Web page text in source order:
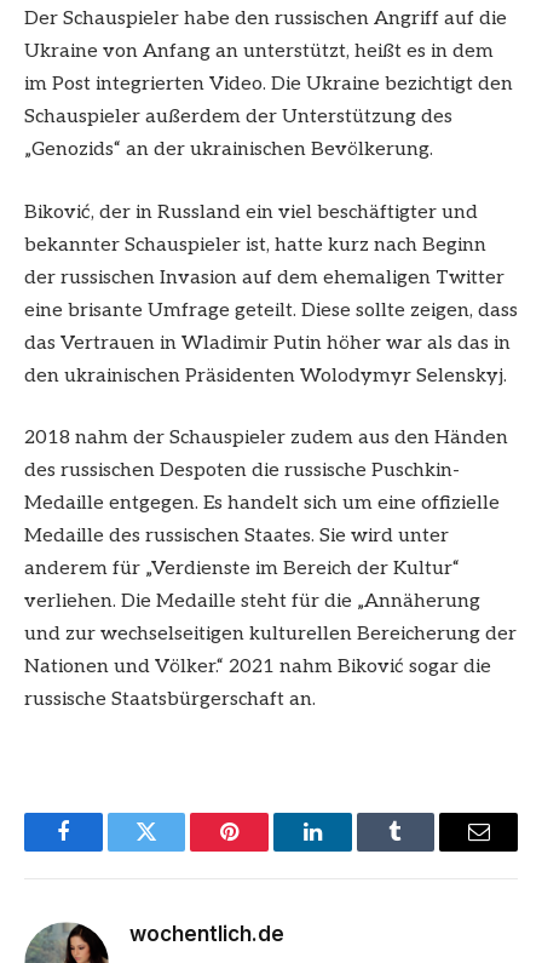
Der Schauspieler habe den russischen Angriff auf die
Ukraine von Anfang an unterstützt, heißt es in dem
im Post integrierten Video. Die Ukraine bezichtigt den
Schauspieler außerdem der Unterstützung des
„Genozids“ an der ukrainischen Bevölkerung.
Biković, der in Russland ein viel beschäftigter und
bekannter Schauspieler ist, hatte kurz nach Beginn
der russischen Invasion auf dem ehemaligen Twitter
eine brisante Umfrage geteilt. Diese sollte zeigen, dass
das Vertrauen in Wladimir Putin höher war als das in
den ukrainischen Präsidenten Wolodymyr Selenskyj.
2018 nahm der Schauspieler zudem aus den Händen
des russischen Despoten die russische Puschkin-
Medaille entgegen. Es handelt sich um eine offizielle
Medaille des russischen Staates. Sie wird unter
anderem für „Verdienste im Bereich der Kultur“
verliehen. Die Medaille steht für die „Annäherung
und zur wechselseitigen kulturellen Bereicherung der
Nationen und Völker.“ 2021 nahm Biković sogar die
russische Staatsbürgerschaft an.
FacebookTwitter Pinterest LinkedInTumblr Email
wochentlich.de